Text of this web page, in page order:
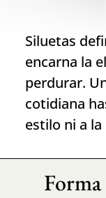
Siluetas
encarna la
perdurar.
cotidiana
estilo ni a
Forma